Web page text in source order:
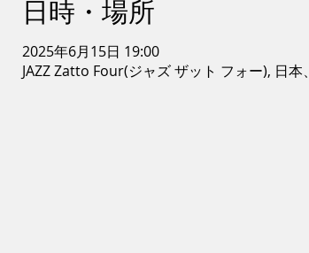
日時・場所
2025年6月15日 19:00
JAZZ Zatto Four(ジャズ ザット フォー), 日